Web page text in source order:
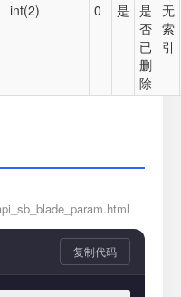
int(2) 0 是 是
否
已
删
除
无
索
引
复制代码